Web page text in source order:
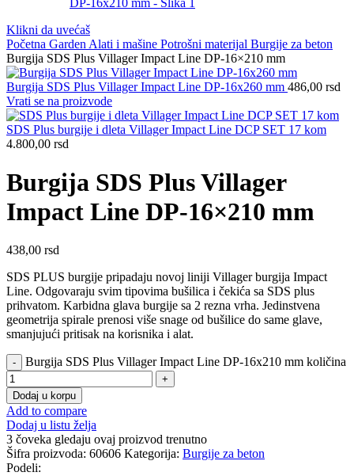
Klikni da uvećaš
Početna Garden Alati i mašine Potrošni materijal Burgije za beton
Burgija SDS Plus Villager Impact Line DP-16×210 mm
Burgija SDS Plus Villager Impact Line DP-16x260 mm 486,00 rsd
Vrati se na proizvode
SDS Plus burgije i dleta Villager Impact Line DCP SET 17 kom
4.800,00 rsd
Burgija SDS Plus Villager
Impact Line DP-16×210 mm
438,00 rsd
SDS PLUS burgije pripadaju novoj liniji Villager burgija Impact
Line. Odgovaraju svim tipovima bušilica i čekića sa SDS plus
prihvatom. Karbidna glava burgije sa 2 rezna vrha. Jedinstvena
geometrija spirale prenosi više snage od bušilice do same glave,
smanjujući pritisak na korisnika i alat.
Burgija SDS Plus Villager Impact Line DP-16x210 mm količina
Dodaj u korpu
Add to compare
Dodaj u listu želja
3 čoveka gledaju ovaj proizvod trenutno
Šifra proizvoda: 60606 Kategorija: Burgije za beton
Podeli: